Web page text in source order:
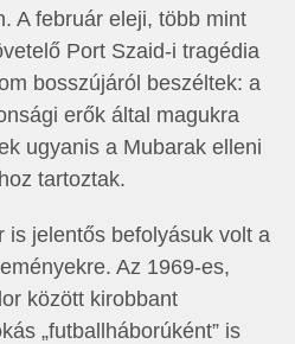
A február eleji, több mint
Port Szaid-i tragédia
bosszújáról beszéltek: a
erők által magukra
ugyanis a Mubarak elleni
tartoztak.
is jelentős befolyásuk volt a
Az 1969-es,
között kirobbant
„futballháborúként” is